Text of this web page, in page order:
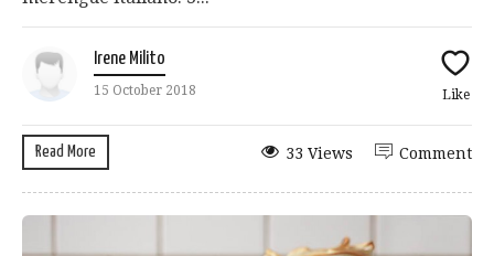
Irene Milito
15 October 2018 Like
Read More Comment
33 Views